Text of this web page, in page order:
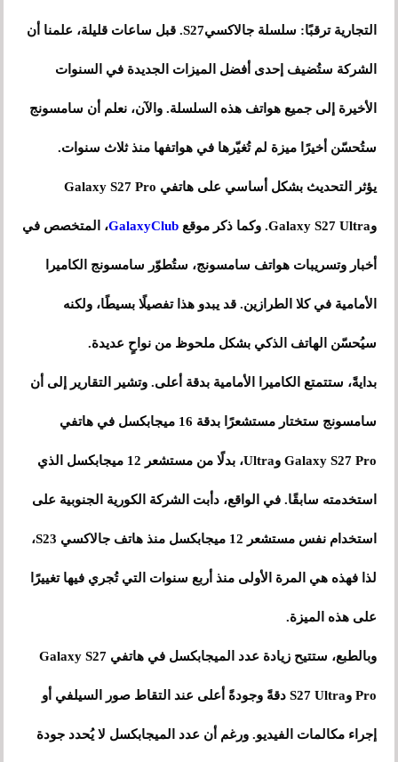
التجارية ترقبًا: سلسلة جالاكسيS27. قبل ساعات قليلة، علمنا أن
الشركة ستُضيف إحدى أفضل الميزات الجديدة في السنوات
الأخيرة إلى جميع هواتف هذه السلسلة. والآن، نعلم أن سامسونج
ستُحسّن أخيرًا ميزة لم تُغيّرها في هواتفها منذ ثلاث سنوات.
يؤثر التحديث بشكل أساسي على هاتفي Galaxy S27 Pro
وGalaxy S27 Ultra. وكما ذكر موقع GalaxyClub، المتخصص في
أخبار وتسريبات هواتف سامسونج، ستُطوّر سامسونج الكاميرا
الأمامية في كلا الطرازين. قد يبدو هذا تفصيلًا بسيطًا، ولكنه
سيُحسّن الهاتف الذكي بشكل ملحوظ من نواحٍ عديدة.
بدايةً، ستتمتع الكاميرا الأمامية بدقة أعلى. وتشير التقارير إلى أن
سامسونج ستختار مستشعرًا بدقة 16 ميجابكسل في هاتفي
Galaxy S27 Pro وUltra، بدلًا من مستشعر 12 ميجابكسل الذي
استخدمته سابقًا. في الواقع، دأبت الشركة الكورية الجنوبية على
استخدام نفس مستشعر 12 ميجابكسل منذ هاتف جالاكسي S23،
لذا فهذه هي المرة الأولى منذ أربع سنوات التي تُجري فيها تغييرًا
على هذه الميزة.
وبالطبع، ستتيح زيادة عدد الميجابكسل في هاتفي Galaxy S27
Pro وS27 Ultra دقةً وجودةً أعلى عند التقاط صور السيلفي أو
إجراء مكالمات الفيديو. ورغم أن عدد الميجابكسل لا يُحدد جودة